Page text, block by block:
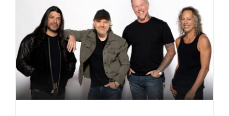
Svetska premijera novog albuma grupe Metallica „72
Seasons“ 13. aprila u Cineplexx bioskopima
Zvezde